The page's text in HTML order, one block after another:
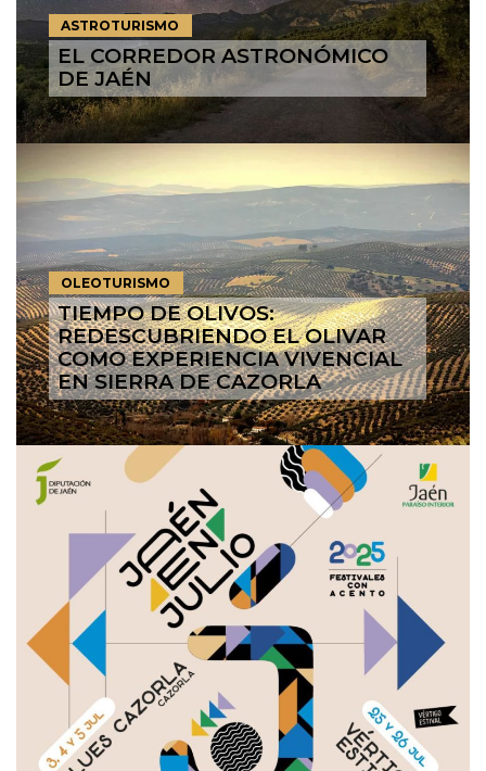
ASTROTURISMO
EL CORREDOR ASTRONÓMICO
DE JAÉN
OLEOTURISMO
TIEMPO DE OLIVOS:
REDESCUBRIENDO EL OLIVAR
COMO EXPERIENCIA VIVENCIAL
EN SIERRA DE CAZORLA